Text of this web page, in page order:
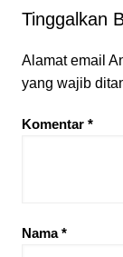
Tinggalkan
Alamat email
yang wajib
Komentar *
Nama*